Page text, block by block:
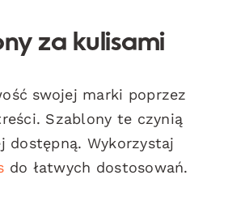
za kulisami
swojej marki poprzez
Szablony te czynią
dostępną. Wykorzystaj
do łatwych dostosowań.